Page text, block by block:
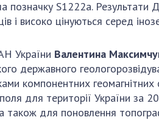
позначку S1222a. Результати
і високо цінуються серед
України Валентина
державного
компонентних
для території України за
для поновлення